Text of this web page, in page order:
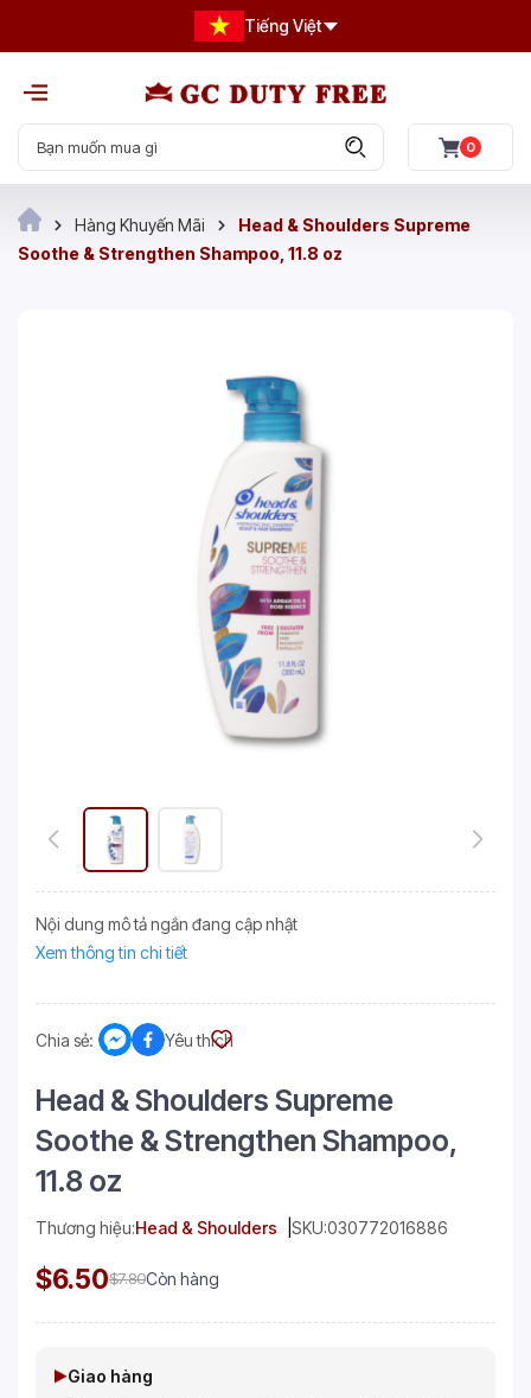
Tiếng Việt
0
Hàng Khuyến Mãi
Head & Shoulders Supreme
Soothe & Strengthen Shampoo, 11.8 oz
Nội dung mô tả ngắn đang cập nhật
Xem thông tin chi tiết
Chia sẻ: Yêu thích
Head & Shoulders Supreme
Soothe & Strengthen Shampoo,
11.8 oz
Thương hiệu:Head & Shoulders SKU:030772016886
$6.50$7.80Còn hàng
Giao hàng